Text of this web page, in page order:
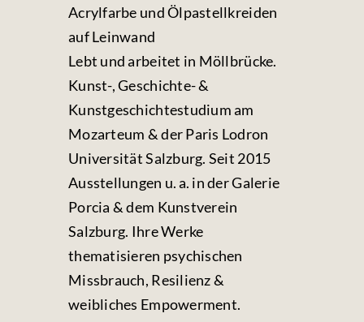
Acrylfarbe und Ölpastellkreiden
auf Leinwand
Lebt und arbeitet in Möllbrücke.
Kunst-, Geschichte- &
Kunstgeschichtestudium am
Mozarteum & der Paris Lodron
Universität Salzburg. Seit 2015
Ausstellungen u. a. in der Galerie
Porcia & dem Kunstverein
Salzburg. Ihre Werke
thematisieren psychischen
Missbrauch, Resilienz &
weibliches Empowerment.